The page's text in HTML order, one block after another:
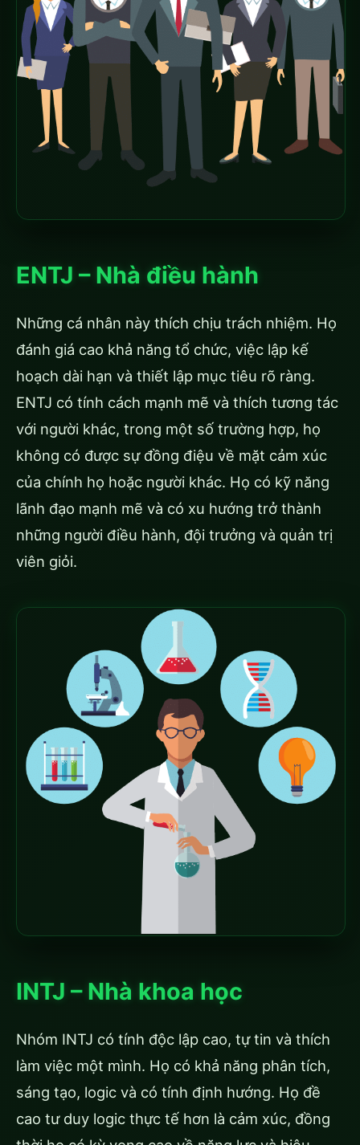
ENTJ – Nhà điều hành
Những cá nhân này thích chịu trách nhiệm. Họ
đánh giá cao khả năng tổ chức, việc lập kế
hoạch dài hạn và thiết lập mục tiêu rõ ràng.
ENTJ có tính cách mạnh mẽ và thích tương tác
với người khác, trong một số trường hợp, họ
không có được sự đồng điệu về mặt cảm xúc
của chính họ hoặc người khác. Họ có kỹ năng
lãnh đạo mạnh mẽ và có xu hướng trở thành
những người điều hành, đội trưởng và quản trị
viên giỏi.
INTJ – Nhà khoa học
Nhóm INTJ có tính độc lập cao, tự tin và thích
làm việc một mình. Họ có khả năng phân tích,
sáng tạo, logic và có tính định hướng. Họ đề
cao tư duy logic thực tế hơn là cảm xúc, đồng